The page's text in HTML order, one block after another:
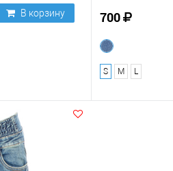
В корзину 700
S M L